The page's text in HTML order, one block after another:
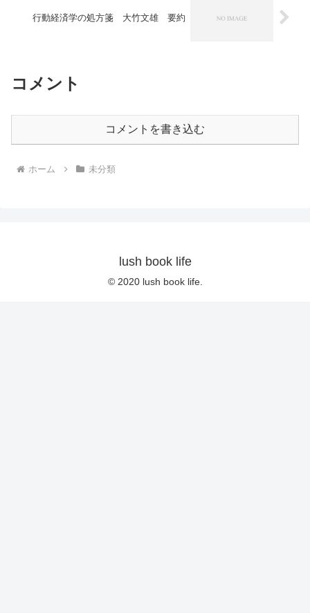
行動経済学の処方箋 大竹文雄 要約
コメント
コメントを書き込む
ホーム 未分類
lush book life
© 2020 lush book life.